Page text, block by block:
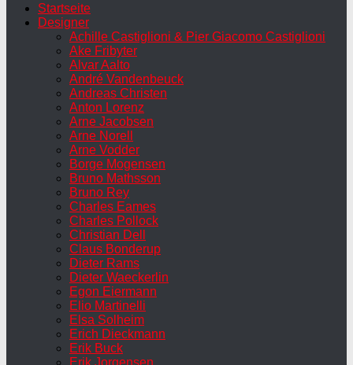
Startseite
Designer
Achille Castiglioni & Pier Giacomo Castiglioni
Ake Fribyter
Alvar Aalto
André Vandenbeuck
Andreas Christen
Anton Lorenz
Arne Jacobsen
Arne Norell
Arne Vodder
Borge Mogensen
Bruno Mathsson
Bruno Rey
Charles Eames
Charles Pollock
Christian Dell
Claus Bonderup
Dieter Rams
Dieter Waeckerlin
Egon Eiermann
Elio Martinelli
Elsa Solheim
Erich Dieckmann
Erik Buck
Erik Jorgensen